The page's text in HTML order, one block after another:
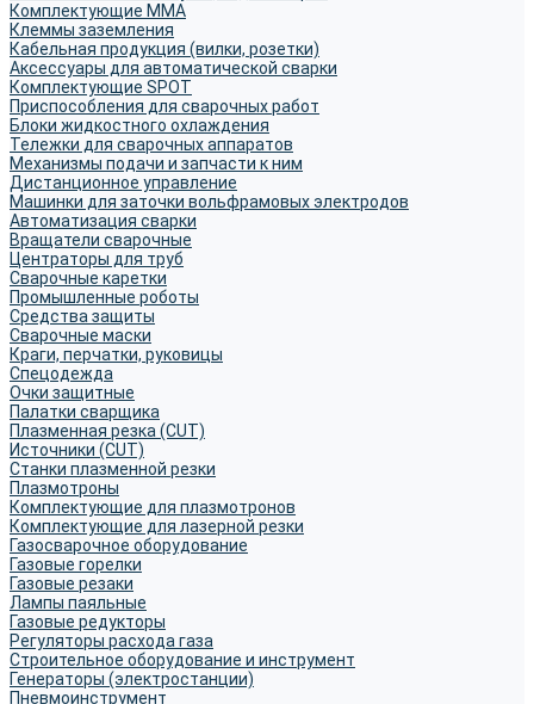
Комплектующие ММА
Клеммы заземления
Кабельная продукция (вилки, розетки)
Аксессуары для автоматической сварки
Комплектующие SPOT
Приспособления для сварочных работ
Блоки жидкостного охлаждения
Тележки для сварочных аппаратов
Механизмы подачи и запчасти к ним
Дистанционное управление
Машинки для заточки вольфрамовых электродов
Автоматизация сварки
Вращатели сварочные
Центраторы для труб
Сварочные каретки
Промышленные роботы
Средства защиты
Сварочные маски
Краги, перчатки, руковицы
Спецодежда
Очки защитные
Палатки сварщика
Плазменная резка (CUT)
Источники (CUT)
Станки плазменной резки
Плазмотроны
Комплектующие для плазмотронов
Комплектующие для лазерной резки
Газосварочное оборудование
Газовые горелки
Газовые резаки
Лампы паяльные
Газовые редукторы
Регуляторы расхода газа
Строительное оборудование и инструмент
Генераторы (электростанции)
Пневмоинструмент